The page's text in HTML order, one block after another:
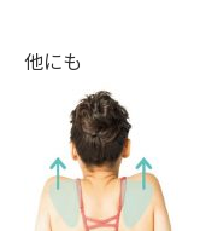
他にも